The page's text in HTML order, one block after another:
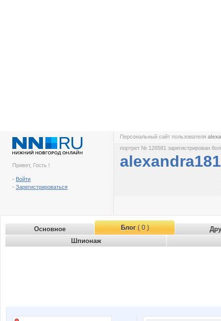
Привет, Гость !
- Войти
- Зарегистрироваться
Персональный сайт пользователя
портрет № 126581 зарегистрирован
Основное Блог( 0 )
Шпионаж